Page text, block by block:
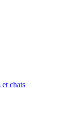
chats